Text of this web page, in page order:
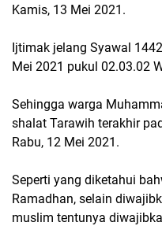
Kamis, 13 Mei 2021.
Ijtimak jelang Syawal
Mei 2021 pukul 02.03.02
Sehingga warga
shalat Tarawih terakhir
Rabu, 12 Mei 2021.
Seperti yang diketahui
Ramadhan, selain
muslim tentunya